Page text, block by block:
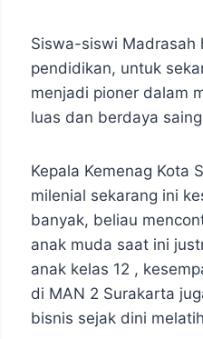
Siswa-siswi Madrasah
pendidikan, untuk
menjadi pioner dalam
luas dan berdaya
Kepala Kemenag Kota
milenial sekarang ini
banyak, beliau
anak muda saat ini
anak kelas 12 ,
di MAN 2 Surakarta
bisnis sejak dini